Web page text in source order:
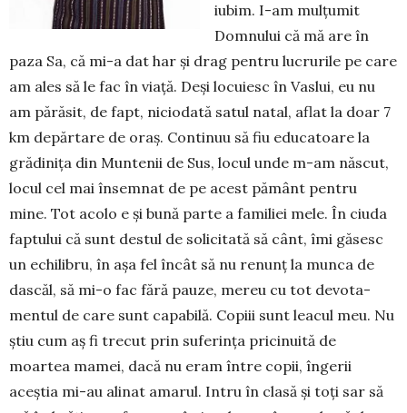
iubim. I-am mul­ţumit
Domnului că mă are în
paza Sa, că mi-a dat har şi drag pentru lucrurile pe care
am ales să le fac în viaţă. Deşi locu­iesc în Vaslui, eu nu
am pără­sit, de fapt, niciodată satul na­tal, aflat la doar 7
km depăr­tare de oraş. Con­tinuu să fiu educatoare la
grădiniţa din Muntenii de Sus, locul unde m-am născut,
lo­cul cel mai însemnat de pe acest pământ pentru
mine. Tot acolo e şi bu­nă parte a familiei mele. În ciuda
faptului că sunt destul de solicitată să cânt, îmi gă­sesc
un echilibru, în aşa fel încât să nu renunţ la munca de
dascăl, să mi-o fac fără pau­­ze, mereu cu tot devota­
men­tul de care sunt capabilă. Copiii sunt lea­cul meu. Nu
ştiu cum aş fi trecut prin su­ferinţa pri­cinuită de
moartea mamei, dacă nu eram între copii, îngerii
aceştia mi-au alinat amarul. Intru în clasă şi toţi sar să